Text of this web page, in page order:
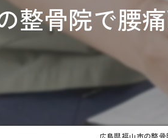
整骨院で腰
広島県福山市の整